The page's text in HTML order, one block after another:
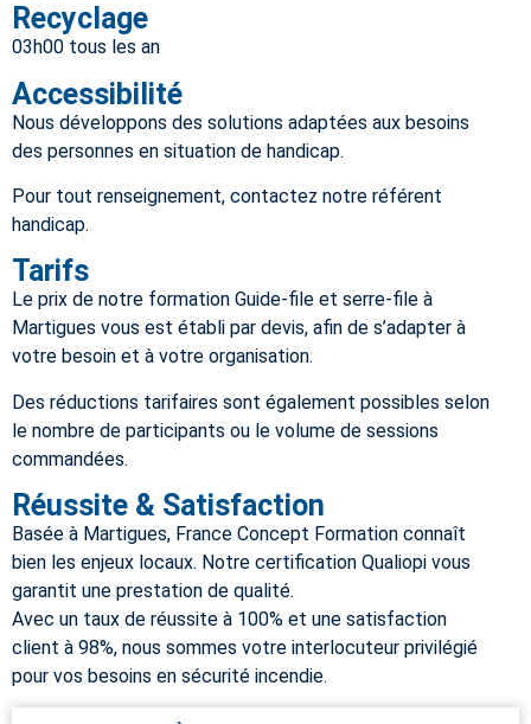
Recyclage
03h00 tous les an
Accessibilité
Nous développons des solutions adaptées aux besoins
des personnes en situation de handicap.
Pour tout renseignement, contactez notre référent
handicap.
Tarifs
Le prix de notre formation Guide-file et serre-file à
Martigues vous est établi par devis, afin de s’adapter à
votre besoin et à votre organisation.
Des réductions tarifaires sont également possibles selon
le nombre de participants ou le volume de sessions
commandées.
Réussite & Satisfaction
Basée à Martigues, France Concept Formation connaît
bien les enjeux locaux. Notre certification Qualiopi vous
garantit une prestation de qualité.
Avec un taux de réussite à 100% et une satisfaction
client à 98%, nous sommes votre interlocuteur privilégié
pour vos besoins en sécurité incendie.